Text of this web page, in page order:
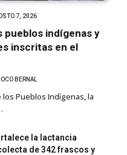
7, 2026
pueblos indígenas y
inscritas en el
BERNAL
Pueblos Indígenas, la
la lactancia
de 342 frascos y